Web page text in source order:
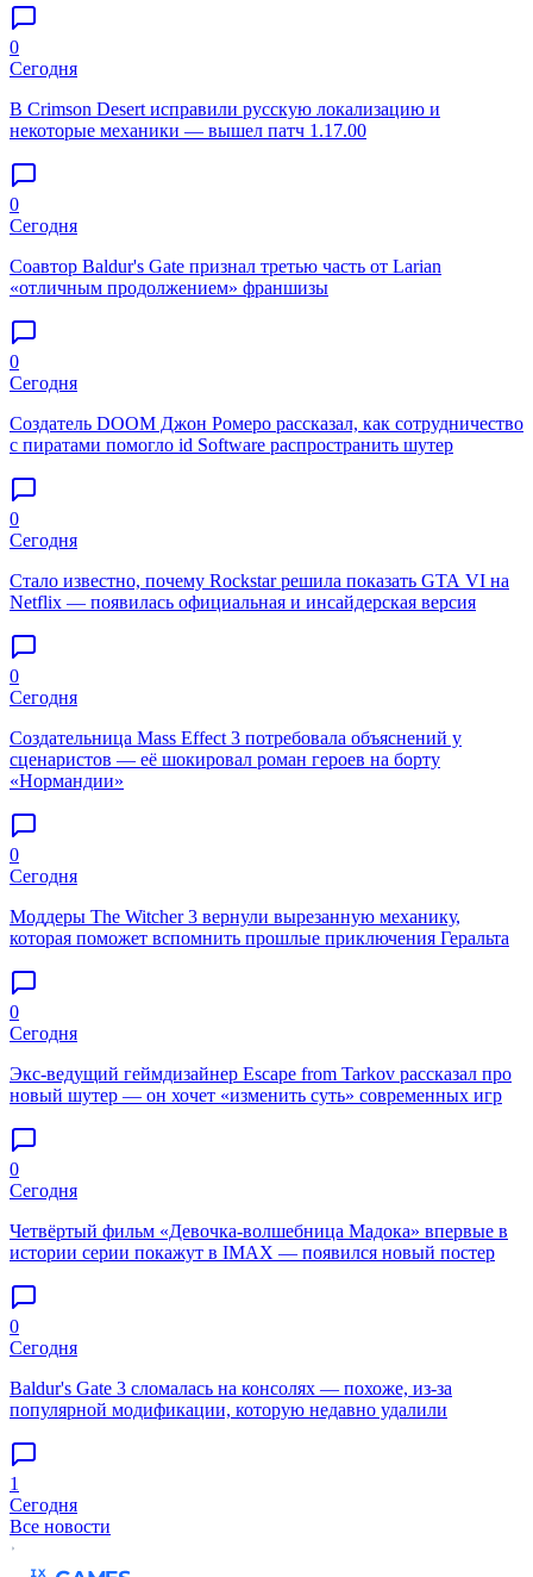
0
Сегодня
В Crimson Desert исправили русскую локализацию и
некоторые механики — вышел патч 1.17.00
0
Сегодня
Соавтор Baldur's Gate признал третью часть от Larian
«отличным продолжением» франшизы
0
Сегодня
Создатель DOOM Джон Ромеро рассказал, как сотрудничество
с пиратами помогло id Software распространить шутер
0
Сегодня
Стало известно, почему Rockstar решила показать GTA VI на
Netflix — появилась официальная и инсайдерская версия
0
Сегодня
Создательница Mass Effect 3 потребовала объяснений у
сценаристов — её шокировал роман героев на борту
«Нормандии»
0
Сегодня
Моддеры The Witcher 3 вернули вырезанную механику,
которая поможет вспомнить прошлые приключения Геральта
0
Сегодня
Экс-ведущий геймдизайнер Escape from Tarkov рассказал про
новый шутер — он хочет «изменить суть» современных игр
0
Сегодня
Четвёртый фильм «Девочка-волшебница Мадока» впервые в
истории серии покажут в IMAX — появился новый постер
0
Сегодня
Baldur's Gate 3 сломалась на консолях — похоже, из-за
популярной модификации, которую недавно удалили
1
Сегодня
Все новости